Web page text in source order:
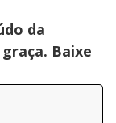
da
Baixe